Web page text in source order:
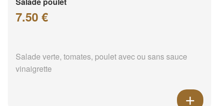
7.50 €
Salade verte, tomates, poulet avec ou sans sauce
vinaigrette